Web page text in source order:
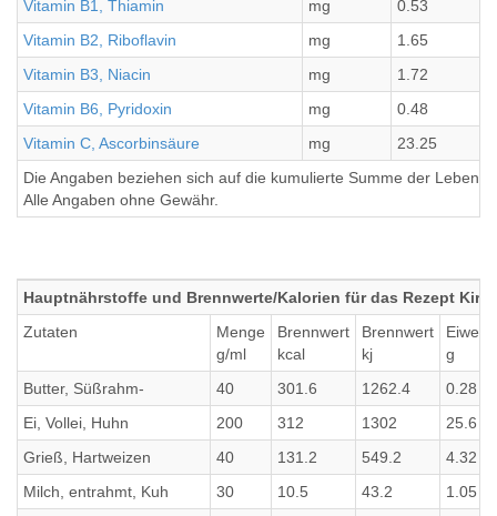
Vitamin B1, Thiamin mg
0.53
Vitamin B2, Riboflavin
mg
1.65
Vitamin B3, Niacin
mg
1.72
Vitamin B6, Pyridoxin
mg
0.48
Vitamin C, Ascorbinsäure
mg
23.25
Die Angaben beziehen sich auf die kumulierte Summe der
Alle Angaben ohne Gewähr.
Hauptnährstoffe und Brennwerte/Kalorien für das Rezept
Zutaten
Menge
g/ml
Brennwert
kcal
Brennwert
kj
Eiweiß
g
Butter, Süßrahm-
40 301.6 1262.4
0.28
Ei, Vollei, Huhn
200 312 1302
25.6
Grieß, Hartweizen
40 131.2 549.2
4.32
Milch, entrahmt, Kuh
30 10.5 43.2
1.05